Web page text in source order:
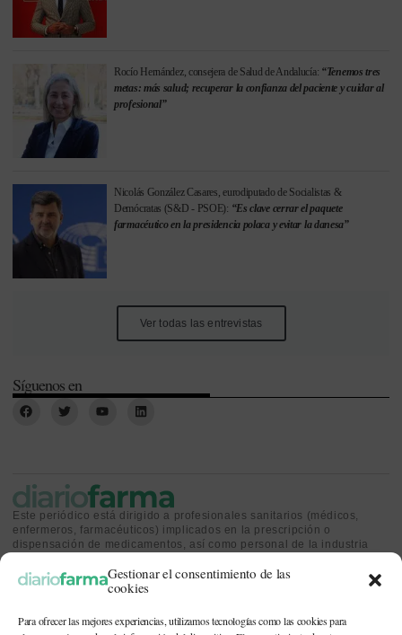
Gestionar el consentimiento de las
cookies
Para ofrecer las mejores experiencias, utilizamos tecnologías como las cookies para
Rocío Hernández, consejera de Salud de Andalucía: “Tenemos tres
metas: más salud; recuperar la confianza del paciente y cuidar al
profesional”
Nicolás González Casares, eurodiputado de Socialistas &
Demócratas (S&D - PSOE): “Es clave cerrar el paquete
farmacéutico en la presidencia polaca y evitar la danesa”
Ver todas las entrevistas
Síguenos en
Este periódico está dirigido a profesionales sanitarios (médicos,
enfermeros, farmacéuticos) implicados en la prescripción o
dispensación de medicamentos, así como personal de la industria
sanitaria.